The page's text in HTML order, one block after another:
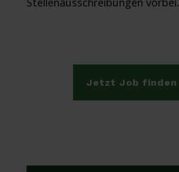
Jetzt Job finden